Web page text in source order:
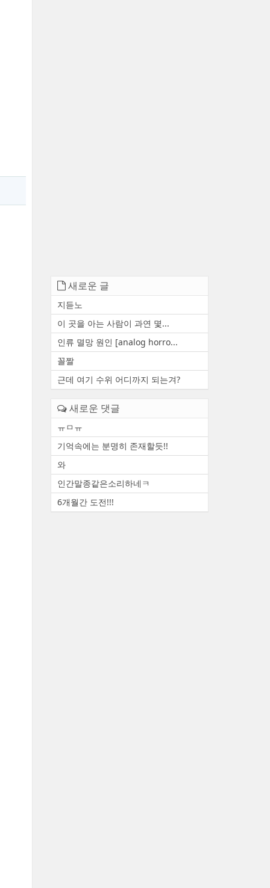
새로운 글
지듣노
이 곳을 아는 사람이 과연 몇...
인류 멸망 원인 [analog horro...
꼴짤
근데 여기 수위 어디까지 되는겨?
새로운 댓글
ㅠㅁㅠ
기억속에는 분명히 존재할듯!!
와
인간말종같은소리하네ㅋ
6개월간 도전!!!